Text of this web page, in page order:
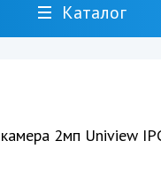
Каталог
2мп Uniview